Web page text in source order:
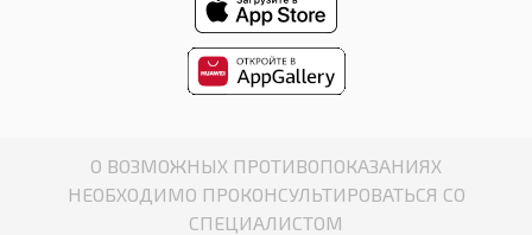
О ВОЗМОЖНЫХ ПРОТИВОПОКАЗАНИЯХ
НЕОБХОДИМО ПРОКОНСУЛЬТИРОВАТЬСЯ СО
СПЕЦИАЛИСТОМ